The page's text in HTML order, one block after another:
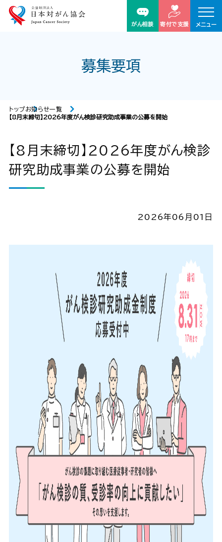
がん相談 寄付で支援 メニュー
募集要項
トップお知らせ一覧
【8月末締切】2026年度がん検診研究助成事業の公募を開始
【8月末締切】2026年度がん検診
研究助成事業の公募を開始
2026年06月01日